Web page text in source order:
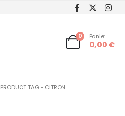
0 Panier
0,00€
PRODUCT TAG - CITRON